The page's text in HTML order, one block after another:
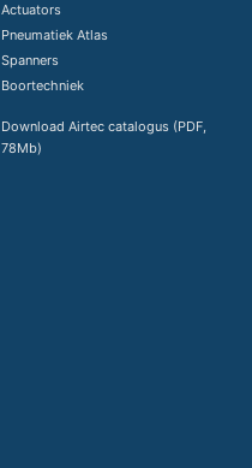
Actuators
Pneumatiek Atlas
Spanners
Boortechniek
Download Airtec catalogus (PDF,
78Mb)